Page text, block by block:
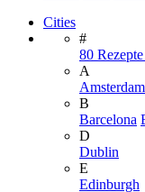
Cities
#
80
A
Amsterdam
B
Barcelona
D
Dublin
E
Edinburgh